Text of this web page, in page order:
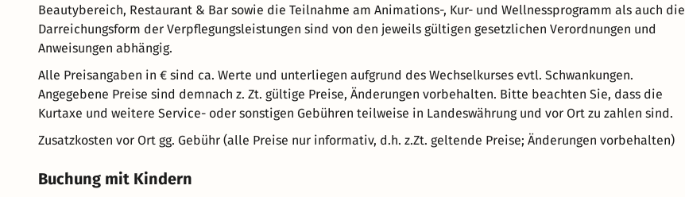
Beautybereich, Restaurant & Bar sowie die Teilnahme am Animations-, Kur- und Wellnessprogramm als auch die
Darreichungsform der Verpflegungsleistungen sind von den jeweils gültigen gesetzlichen Verordnungen und
Anweisungen abhängig.
Alle Preisangaben in € sind ca. Werte und unterliegen aufgrund des Wechselkurses evtl. Schwankungen.
Angegebene Preise sind demnach z. Zt. gültige Preise, Änderungen vorbehalten. Bitte beachten Sie, dass die
Kurtaxe und weitere Service- oder sonstigen Gebühren teilweise in Landeswährung und vor Ort zu zahlen sind.
Zusatzkosten vor Ort gg. Gebühr (alle Preise nur informativ, d.h. z.Zt. geltende Preise; Änderungen vorbehalten)
Buchung mit Kindern